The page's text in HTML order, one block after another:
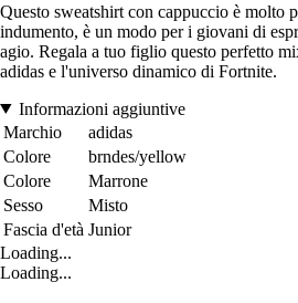
Questo sweatshirt con cappuccio è molto
indumento, è un modo per i giovani di
agio. Regala a tuo figlio questo perfetto
adidas e l'universo dinamico di Fortnite.
Informazioni aggiuntive
Marchio
adidas
Colore
brndes/yellow
Colore
Marrone
Sesso
Misto
Fascia d'età Junior
Loading...
Loading...